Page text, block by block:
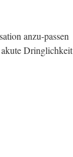
anzu-passen
Dringlichkeit